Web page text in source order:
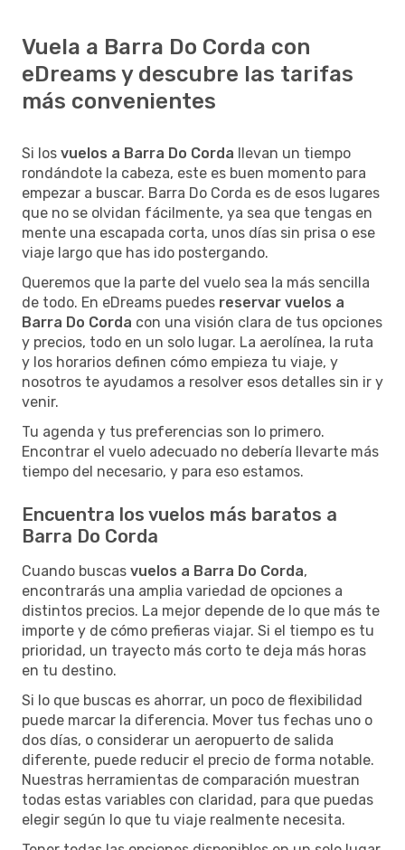
Vuela a Barra Do Corda con
eDreams y descubre las tarifas
más convenientes
Si los vuelos a Barra Do Corda llevan un tiempo
rondándote la cabeza, este es buen momento para
empezar a buscar. Barra Do Corda es de esos lugares
que no se olvidan fácilmente, ya sea que tengas en
mente una escapada corta, unos días sin prisa o ese
viaje largo que has ido postergando.
Queremos que la parte del vuelo sea la más sencilla
de todo. En eDreams puedes reservar vuelos a
Barra Do Corda con una visión clara de tus opciones
y precios, todo en un solo lugar. La aerolínea, la ruta
y los horarios definen cómo empieza tu viaje, y
nosotros te ayudamos a resolver esos detalles sin ir y
venir.
Tu agenda y tus preferencias son lo primero.
Encontrar el vuelo adecuado no debería llevarte más
tiempo del necesario, y para eso estamos.
Encuentra los vuelos más baratos a
Barra Do Corda
Cuando buscas vuelos a Barra Do Corda,
encontrarás una amplia variedad de opciones a
distintos precios. La mejor depende de lo que más te
importe y de cómo prefieras viajar. Si el tiempo es tu
prioridad, un trayecto más corto te deja más horas
en tu destino.
Si lo que buscas es ahorrar, un poco de flexibilidad
puede marcar la diferencia. Mover tus fechas uno o
dos días, o considerar un aeropuerto de salida
diferente, puede reducir el precio de forma notable.
Nuestras herramientas de comparación muestran
todas estas variables con claridad, para que puedas
elegir según lo que tu viaje realmente necesita.